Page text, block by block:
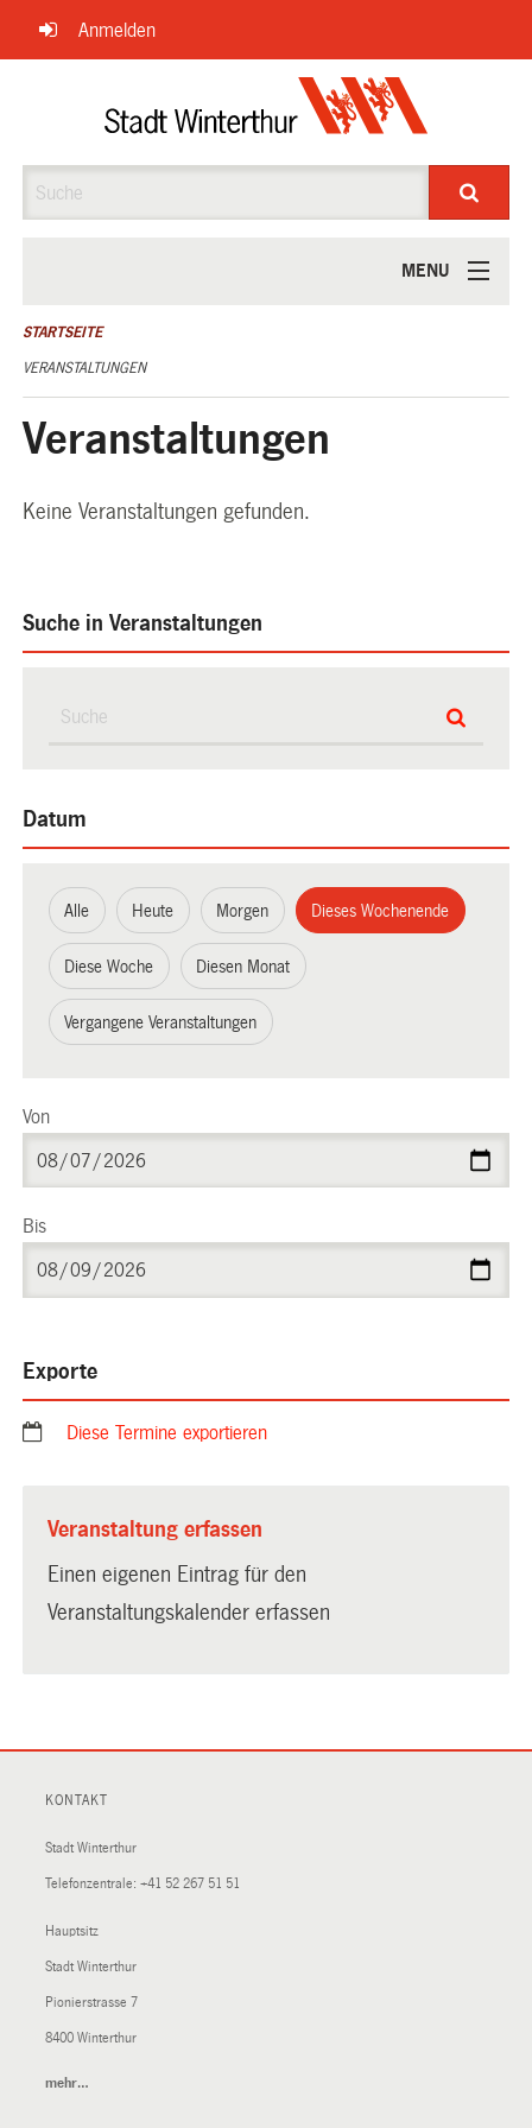
Navigation
überspringen
Anmelden
MENU
ÜBER UNS
STARTSEITE
VERANSTALTUNGEN
Veranstaltungen
Keine Veranstaltungen gefunden.
Suche in Veranstaltungen
Datum
Alle Heute Morgen Dieses Wochenende
Diese Woche Diesen Monat
Vergangene Veranstaltungen
Von
Bis
Exporte
Diese Termine exportieren
Veranstaltung erfassen
Einen eigenen Eintrag für den
Veranstaltungskalender erfassen
KONTAKT
Stadt Winterthur
Telefonzentrale: +41 52 267 51 51
Hauptsitz
Stadt Winterthur
Pionierstrasse 7
8400 Winterthur
mehr…